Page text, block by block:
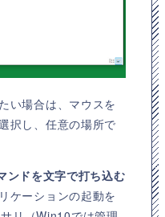
い場合は、マウスを
択し、任意の場所で
ンドを文字で打ち込む
ケーションの起動を